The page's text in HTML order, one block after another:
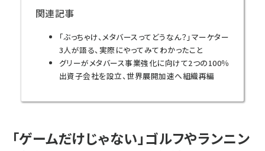
関連記事
「ぶっちゃけ、メタバースってどうなん？」マーケター
3人が語る、実際にやってみてわかったこと
グリーがメタバース事業強化に向けて2つの100％
出資子会社を設立、世界展開加速へ組織再編
「ゲームだけじゃない」ゴルフやランニン